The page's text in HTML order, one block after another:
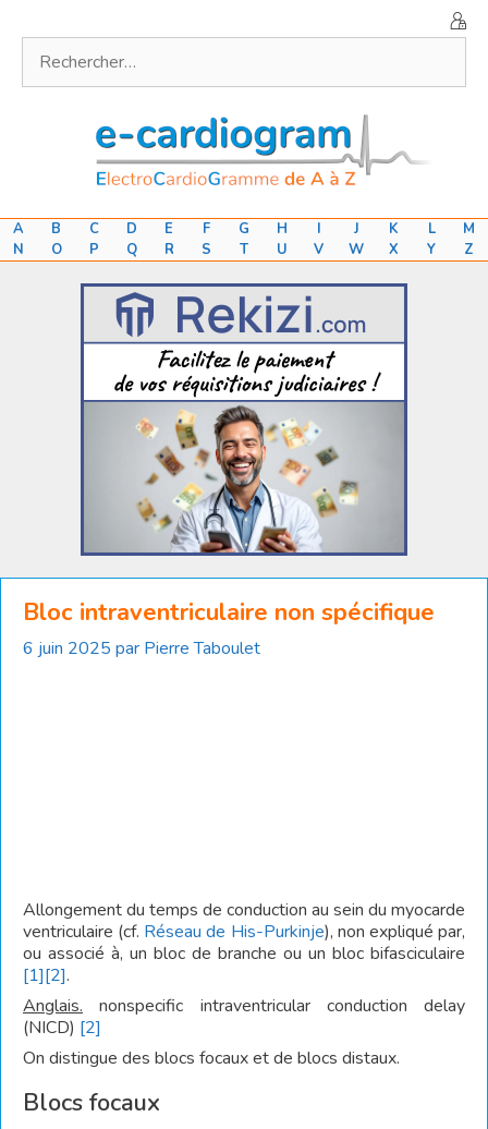
contenu
A B C D E F G H I J K L
M
N
O P Q R S T U V W X Y Z
Bloc intraventriculaire non spécifique
6 juin 2025 par Pierre Taboulet
Allongement du temps de conduction au sein du myocarde
ventriculaire (cf. Réseau de His-Purkinje), non expliqué par,
ou associé à, un bloc de branche ou un bloc bifasciculaire
[1][2].
Anglais. nonspecific intraventricular conduction delay
(NICD) [2]
On distingue des blocs focaux et de blocs distaux.
Blocs focaux